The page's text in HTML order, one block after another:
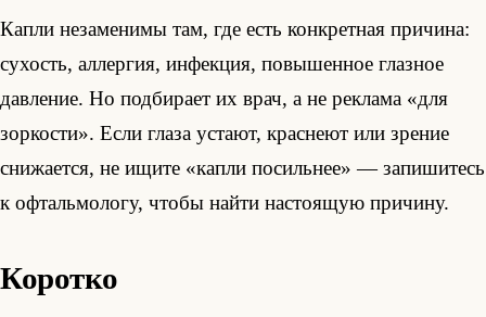
Капли незаменимы там, где есть конкретная причина:
сухость, аллергия, инфекция, повышенное глазное
давление. Но подбирает их врач, а не реклама «для
зоркости». Если глаза устают, краснеют или зрение
снижается, не ищите «капли посильнее» — запишитесь
к офтальмологу, чтобы найти настоящую причину.
Коротко